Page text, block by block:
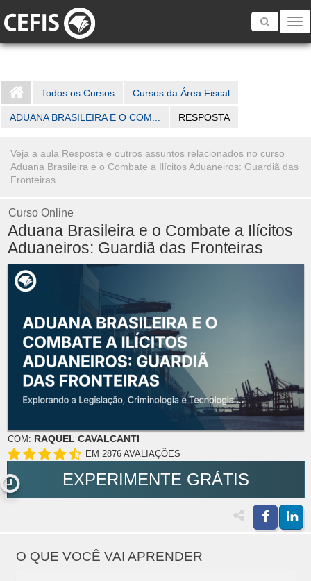
Toggle
Todos os Cursos Cursos da Área Fiscal
ADUANA BRASILEIRA E O COM... RESPOSTA
Veja a aula Resposta e outros assuntos relacionados no curso
Aduana Brasileira e o Combate a Ilícitos Aduaneiros: Guardiã das
Fronteiras
Curso Online
Aduana Brasileira e o Combate a Ilícitos
Aduaneiros: Guardiã das Fronteiras
COM: RAQUEL CAVALCANTI
EM 2876 AVALIAÇÕES
EXPERIMENTE GRÁTIS
O QUE VOCÊ VAI APRENDER